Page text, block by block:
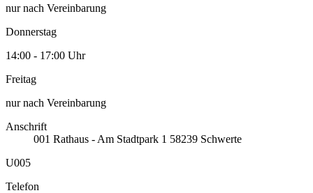
nur nach Vereinbarung
Donnerstag
14:00 - 17:00 Uhr
Freitag
nur nach Vereinbarung
Anschrift
001 Rathaus - Am Stadtpark 1 58239 Schwerte
U005
Telefon